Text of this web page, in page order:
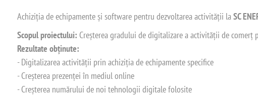
Achiziția de echipamente și software pentru dezvoltarea activității laSC
Scopul proiectului: Creșterea gradului de digitalizare a activității de
Rezultate obținute:
- Digitalizarea activității prin achiziția de echipamente specifice
- Creșterea prezenței în mediul online
- Creșterea numărului de noi tehnologii digitale folosite